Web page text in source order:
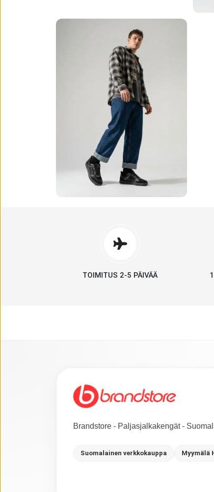
TOIMITUS 2-5 PÄIVÄÄ
Brandstore - Paljasjalkakengät -
Suomalainen verkkokauppa Myymälä